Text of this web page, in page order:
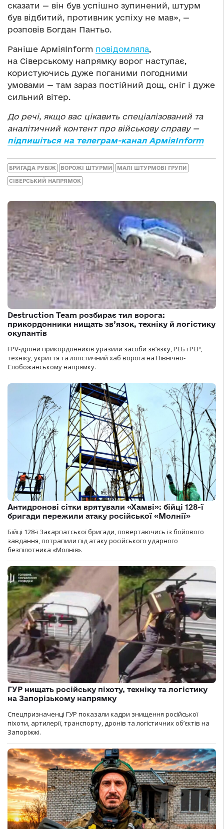
сказати — він був успішно зупинений, штурм
був відбитий, противник успіху не мав», —
розповів Богдан Пантьо.
Раніше АрміяInform повідомляла,
на Сіверському напрямку ворог наступає,
користуючись дуже поганими погодними
умовами — там зараз постійний дощ, сніг і дуже
сильний вітер.
До речі, якщо вас цікавить спеціалізований та
аналітичний контент про військову справу —
підпишіться на телеграм-канал АрміяInform
БРИГАДА РУБІЖ ВОРОЖІ ШТУРМИ МАЛІ ШТУРМОВІ ГРУПИ
СІВЕРСЬКИЙ НАПРЯМОК
Destruction Team розбирає тил ворога:
прикордонники нищать зв’язок, техніку й логістику
окупантів
FPV-дрони прикордонників уразили засоби зв’язку, РЕБ і РЕР,
техніку, укриття та логістичний хаб ворога на Північно-
Слобожанському напрямку.
Антидронові сітки врятували «Хамві»: бійці 128-ї
бригади пережили атаку російської «Молнії»
Бійці 128-ї Закарпатської бригади, повертаючись із бойового
завдання, потрапили під атаку російського ударного
безпілотника «Молнія».
ГУР нищать російську піхоту, техніку та логістику
на Запорізькому напрямку
Спецпризначенці ГУР показали кадри знищення російської
піхоти, артилерії, транспорту, дронів та логістичних об’єктів на
Запоріжжі.